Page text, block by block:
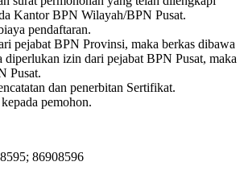
Kantor BPN Wilayah/BPN Pusat.
pendaftaran.
pejabat BPN Provinsi, maka berkas dibawa
izin dari pejabat BPN Pusat, maka
Pusat.
dan penerbitan Sertifikat.
pemohon.
86908596